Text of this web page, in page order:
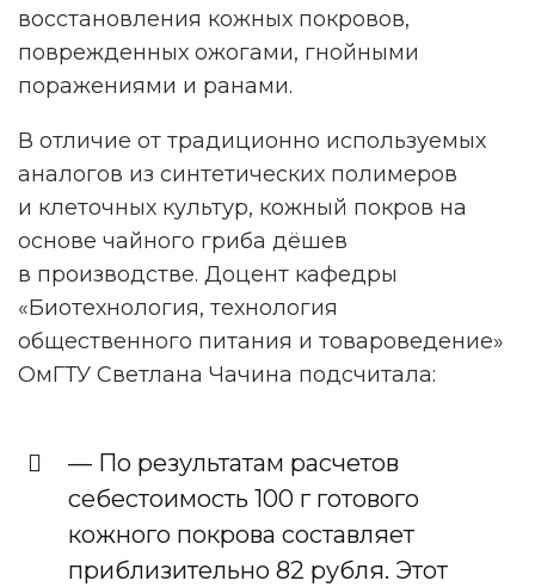
восстановления кожных покровов,
поврежденных ожогами, гнойными
поражениями и ранами.
В отличие от традиционно используемых
аналогов из синтетических полимеров
и клеточных культур, кожный покров на
основе чайного гриба дёшев
в производстве. Доцент кафедры
«Биотехнология, технология
общественного питания и товароведение»
ОмГТУ Светлана Чачина подсчитала:
— По результатам расчетов
себестоимость 100 г готового
кожного покрова составляет
приблизительно 82 рубля. Этот